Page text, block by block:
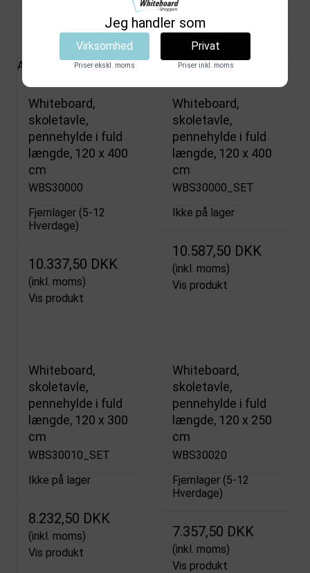
Relaterede produkter
Alle Produkter
Whiteboard,
skoletavle,
pennehylde i fuld
længde, 120 x 400
cm
WBS30000
Fjernlager (5-12
Hverdage)
10.337,50 DKK
(inkl. moms)
Vis produkt
Whiteboard,
skoletavle,
pennehylde i fuld
længde, 120 x 400
cm
WBS30000_SET
Ikke på lager
10.587,50 DKK
(inkl. moms)
Vis produkt
Whiteboard,
skoletavle,
pennehylde i fuld
længde, 120 x 300
cm
WBS30010_SET
Ikke på lager
8.232,50 DKK
(inkl. moms)
Vis produkt
Whiteboard,
skoletavle,
pennehylde i fuld
længde, 120 x 250
cm
WBS30020
Fjernlager (5-12
Hverdage)
7.357,50 DKK
(inkl. moms)
Vis produkt
Jeg handler som
Virksomhed
Priser ekskl. moms
Privat
Priser inkl. moms